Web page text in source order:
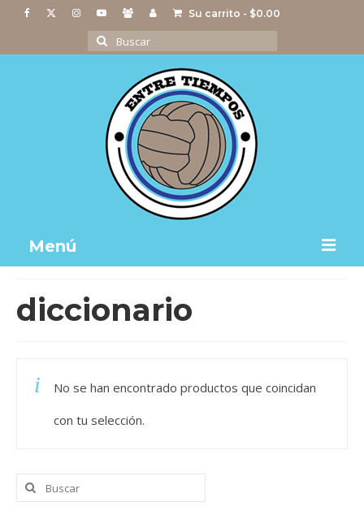
Su carrito - $0.00
Buscar
por:
Menú
Actividades
Videos
Tienda
diccionario
No se han encontrado productos que coincidan
con tu selección.
Buscar
por: